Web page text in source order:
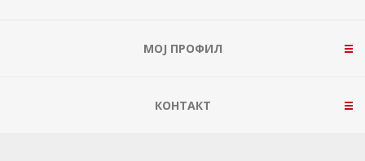
МОЈ ПРОФИЛ
КОНТАКТ